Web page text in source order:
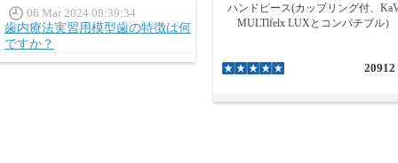
06 Mar 2024 08:39:34
歯内療法実習用模型歯の特徴は何
ですか？
ハンドピース(カップリング付、
MULTlfelx LUXとコンパチブル）
20912